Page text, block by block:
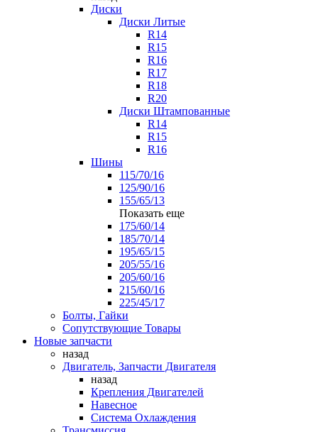
Диски
Диски Литые
R14
R15
R16
R17
R18
R20
Диски Штампованные
R14
R15
R16
Шины
115/70/16
125/90/16
155/65/13
Показать еще
175/60/14
185/70/14
195/65/15
205/55/16
205/60/16
215/60/16
225/45/17
Болты, Гайки
Сопутствующие Товары
Новые запчасти
назад
Двигатель, Запчасти Двигателя
назад
Крепления Двигателей
Навесное
Система Охлаждения